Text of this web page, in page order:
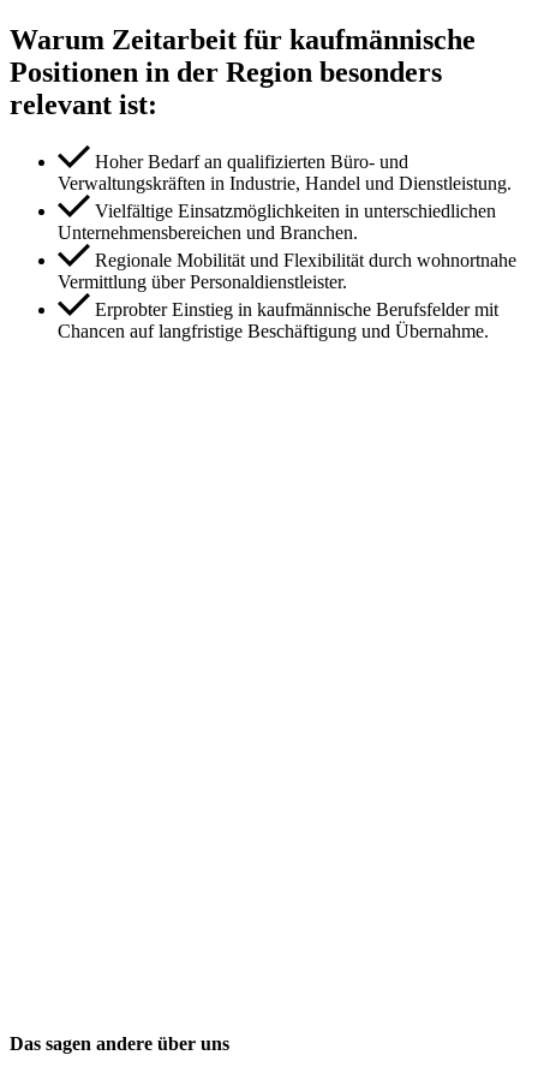
Warum Zeitarbeit für kaufmännische
Positionen in der Region besonders
relevant ist:
Hoher Bedarf an qualifizierten Büro- und
Verwaltungskräften in Industrie, Handel und Dienstleistung.
Vielfältige Einsatzmöglichkeiten in unterschiedlichen
Unternehmensbereichen und Branchen.
Regionale Mobilität und Flexibilität durch wohnortnahe
Vermittlung über Personaldienstleister.
Erprobter Einstieg in kaufmännische Berufsfelder mit
Chancen auf langfristige Beschäftigung und Übernahme.
Das sagen andere über uns